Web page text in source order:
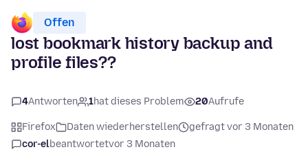
Offen
lost bookmark history backup and
profile files??
4Antworten 1hat dieses Problem 20Aufrufe
Firefox Daten wiederherstellen
gefragt vor 3 Monaten
cor-elbeantwortetvor 3 Monaten